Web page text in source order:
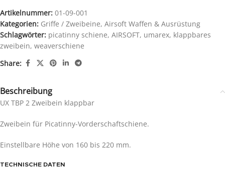
Artikelnummer: 01-09-001
Kategorien: Griffe / Zweibeine, Airsoft Waffen & Ausrüstung
Schlagwörter: picatinny schiene, AIRSOFT, umarex, klappbares
zweibein, weaverschiene
Share:
Beschreibung
UX TBP 2 Zweibein klappbar
Zweibein für Picatinny-Vorderschaftschiene.
Einstellbare Höhe von 160 bis 220 mm.
TECHNISCHE DATEN